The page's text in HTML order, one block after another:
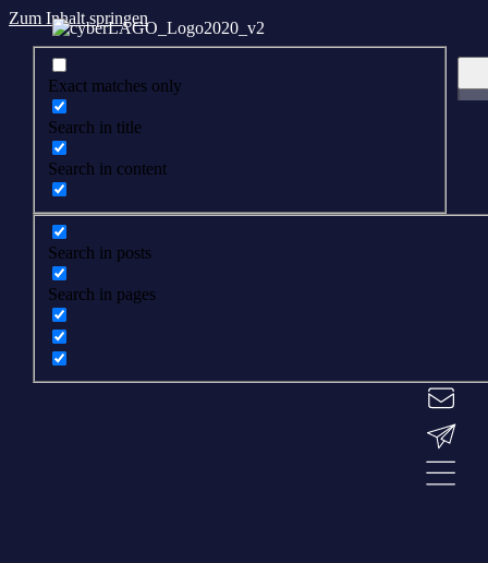
Zum Inhalt springen
Exact matches only
Search in title
Search in content
Search in posts
Search in pages